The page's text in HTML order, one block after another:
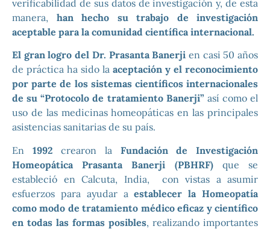
verificabilidad de sus datos de investigación y, de esta
manera, han hecho su trabajo de investigación
aceptable para la comunidad científica internacional.
El gran logro del Dr. Prasanta Banerji en casi 50 años
de práctica ha sido la aceptación y el reconocimiento
por parte de los sistemas científicos internacionales
de su “Protocolo de tratamiento Banerji” así como el
uso de las medicinas homeopáticas en las principales
asistencias sanitarias de su país.
En 1992 crearon la Fundación de Investigación
Homeopática Prasanta Banerji (PBHRF)que se
estableció en Calcuta, India, con vistas a asumir
esfuerzos para ayudar aestablecer la Homeopatía
como modo de tratamiento médico eficaz y científico
en todas las formas posibles, realizando importantes